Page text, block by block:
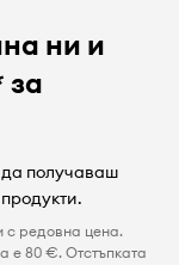
ни и
за
получаваш
с редовна цена.
е 80 €. Отстъпката